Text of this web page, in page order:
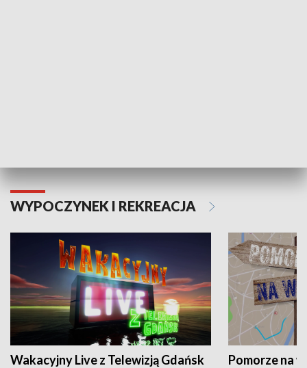
WYPOCZYNEK I REKREACJA
Wakacyjny Live z Telewizją Gdańsk Pomorze na